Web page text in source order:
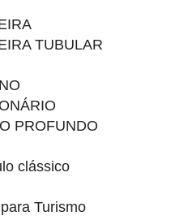
TUBULAR
PROFUNDO
clássico
Turismo